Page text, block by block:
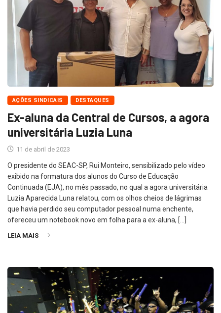
AÇÕES SINDICAIS DESTAQUES
Ex-aluna da Central de Cursos, a agora
universitária Luzia Luna
11 de abril de 2023
O presidente do SEAC-SP, Rui Monteiro, sensibilizado pelo vídeo
exibido na formatura dos alunos do Curso de Educação
Continuada (EJA), no mês passado, no qual a agora universitária
Luzia Aparecida Luna relatou, com os olhos cheios de lágrimas
que havia perdido seu computador pessoal numa enchente,
ofereceu um notebook novo em folha para a ex-aluna, […]
LEIA MAIS